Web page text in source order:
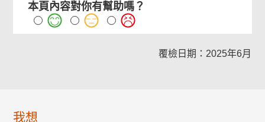
本頁內容對你有幫助嗎？
覆檢日期：2025年6月
我想